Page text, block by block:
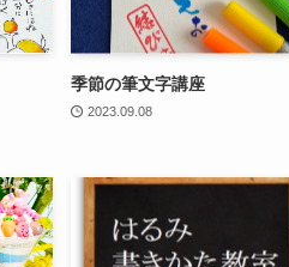
季節の筆文字講座
2023.09.08